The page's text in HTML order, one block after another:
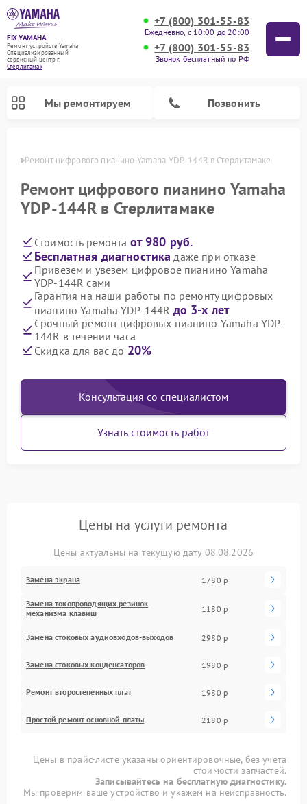
FIX-YAMAHA
Ремонт устройств Yamaha
Специализированный
cервисный центр г.
Стерлитамак
+7 (800) 301-55-83
Ежедневно, с 10:00 до 20:00
+7 (800) 301-55-83
Звонок бесплатный по РФ
Мы ремонтируем Позвонить
Ремонт цифрового пианино Yamaha YDP-144R в Стерлитамаке
Ремонт цифрового пианино Yamaha
YDP-144R в Стерлитамаке
Стоимость ремонта от 980 руб.
Бесплатная диагностика даже при отказе
Привезем и увезем цифровое пианино Yamaha
YDP-144R сами
Гарантия на наши работы по ремонту цифровых
пианино Yamaha YDP-144R до 3-х лет
Срочный ремонт цифровых пианино Yamaha YDP-
144R в течении часа
Скидка для вас до 20%
Консультация со специалистом
Узнать стоимость работ
Цены на услуги ремонта
Цены актуальны на текущую дату 08.08.2026
Замена экрана 1780 р
Замена токопроводящих резинок
механизма клавиш
1180 р
Замена стоковых аудиовходов-выходов 2980 р
Замена стоковых конденсаторов 1980 р
Ремонт второстепенных плат 1980 р
Простой ремонт основной платы 2180 р
Цены в прайс-листе указаны ориентировочные, без учета
стоимости запчастей.
Записывайтесь на бесплатную диагностику.
Мы проверим ваше устройство и укажем на неисправность.